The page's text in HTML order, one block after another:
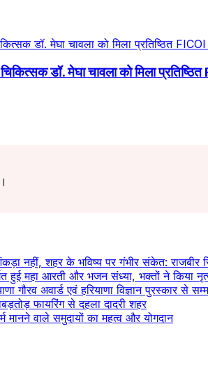
डॉ. मेघा चावला को मिला
नहीं, शहर के भविष्य पर गंभीर संकेत: राजबीर
हुई महा आरती और भजन संध्या, भक्तों ने किया
गौरव अवार्ड एवं हरियाणा विज्ञान पुरस्कार से
फायरिंग से दहला दादरी शहर
मानने वाले समुदायों का महत्व और योगदान